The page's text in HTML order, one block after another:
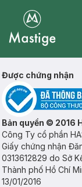
Được chứng nhận
Bản quyền © 2016
Công Ty cổ phần
Giấy chứng nhận
0313612829 do Sở
Thành phố Hồ Chí
13/01/2016